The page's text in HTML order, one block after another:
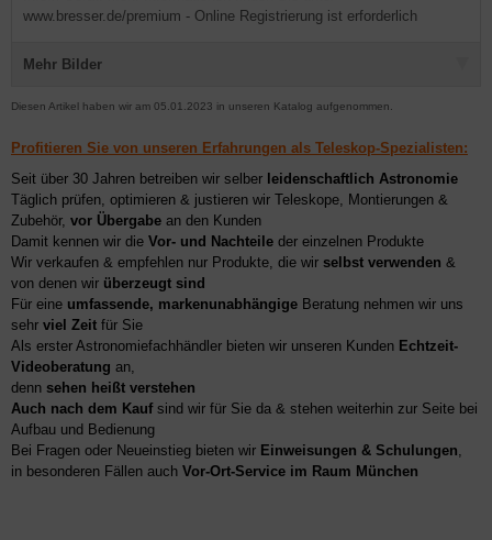
www.bresser.de/premium - Online Registrierung ist erforderlich
Mehr Bilder
Diesen Artikel haben wir am 05.01.2023 in unseren Katalog aufgenommen.
Profitieren Sie von unseren Erfahrungen als Teleskop-Spezialisten:
Seit über 30 Jahren betreiben wir selber leidenschaftlich Astronomie
Täglich prüfen, optimieren & justieren wir Teleskope, Montierungen &
Zubehör, vor Übergabe an den Kunden
Damit kennen wir die Vor- und Nachteile der einzelnen Produkte
Wir verkaufen & empfehlen nur Produkte, die wir selbst verwenden &
von denen wir überzeugt sind
Für eine umfassende, markenunabhängige Beratung nehmen wir uns
sehr viel Zeit für Sie
Als erster Astronomiefachhändler bieten wir unseren Kunden Echtzeit-
Videoberatung an,
denn sehen heißt verstehen
Auch nach dem Kaufsind wir für Sie da & stehen weiterhin zur Seite bei
Aufbau und Bedienung
Bei Fragen oder Neueinstieg bieten wir Einweisungen & Schulungen,
in besonderen Fällen auch Vor-Ort-Service im Raum München